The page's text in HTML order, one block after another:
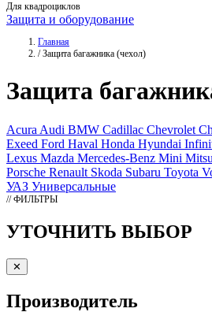
Для квадроциклов
Защита и оборудование
Главная
/ Защита багажника (чехол)
Защита
Acura Audi BMW Cadillac Chevrolet
Exeed Ford Haval Honda Hyundai
Lexus Mazda Mercedes-Benz Mini
Porsche Renault Skoda Subaru Toyota
УАЗ Универсальные
// ФИЛЬТРЫ
УТОЧНИТЬ ВЫБОР
✕
Производитель